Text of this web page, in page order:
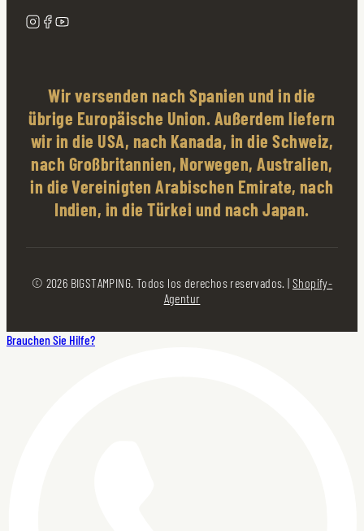
Wir versenden nach Spanien und in die
übrige Europäische Union. Außerdem liefern
wir in die USA, nach Kanada, in die Schweiz,
nach Großbritannien, Norwegen, Australien,
in die Vereinigten Arabischen Emirate, nach
Indien, in die Türkei und nach Japan.
© 2026 BIGSTAMPING. Todos los derechos reservados. | Shopify-
Agentur
Brauchen Sie Hilfe?